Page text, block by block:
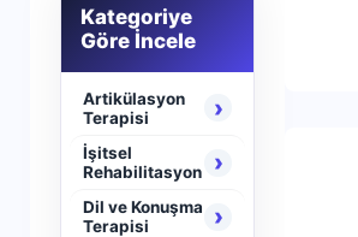
Kategoriye
Göre İncele
Artikülasyon
Terapisi
›
İşitsel
Rehabilitasyon
›
Dil ve Konuşma
Terapisi
›